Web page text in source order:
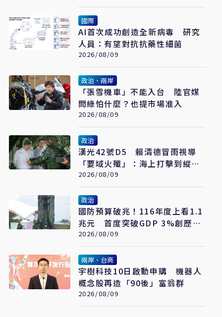
國際
AI首次成功創造全新病毒 研究
人員：有望對抗抗藥性細菌
2026/08/09
政治、兩岸
「張雪機車」不能入台 陸官媒
問綠怕什麼？也提市場准入
2026/08/09
政治
漢光42號D5 賴清德冒雨視導
「要域火殲」：海上打擊到縱深
防禦驗證整體戰力
2026/08/09
政治
國防預算破兆！116年度上看1.1
兆元 首度突破GDP 3%創歷史
新高
2026/08/09
兩岸、台商
宇樹科技10日啟動申購 機器人
概念股再造「90後」富翁群
2026/08/09